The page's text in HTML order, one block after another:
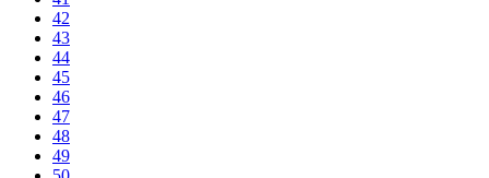
42
43
44
45
46
47
48
49